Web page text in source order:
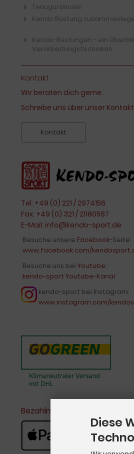
Tenugui binden
Kendo Rüstung
Kendo-Rüstungen - ein
Verarbeitungstechniken
Kontakt
Wir beraten dich gerne.
Schreibe uns über unser
Kontakt
Tel: +49 (0) 221 / 2974156
Fax: +49 (0) 321 / 21180587
E-Mail: info@kendo-sport.de
Besuche unsere Facebook-Seite:
www.facebook.com/
Besuche uns bei Youtube:
kendo-sport Youtube-Kanal
kendo-sport bei Instagram:
www.instagram.com/
Bezahlmethoden
Diese